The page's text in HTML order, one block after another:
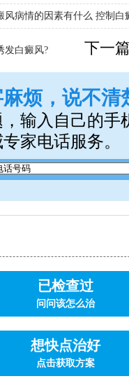
风病情的因素有什么 控制白
发白癜风? 下一
烦，说不清
输入自己的手
家电话服务。
已检查过
问问该怎么治
想快点治好
点击获取方案